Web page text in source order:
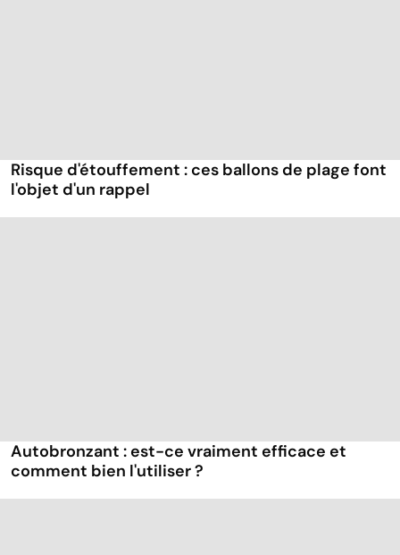
Risque d'étouffement : ces ballons de plage font
l'objet d'un rappel
Autobronzant : est-ce vraiment efficace et
comment bien l'utiliser ?